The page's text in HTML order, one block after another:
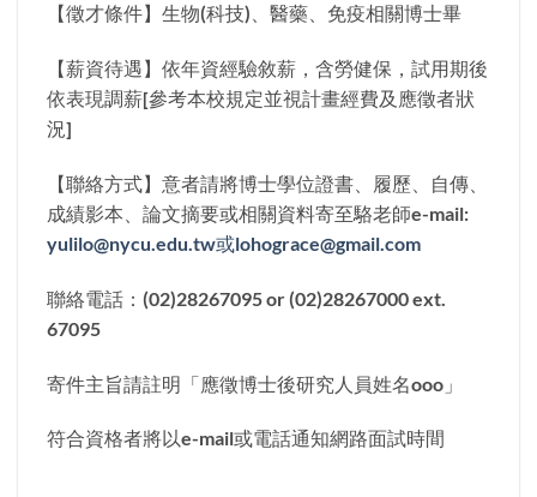
【徵才條件】生物(科技)、醫藥、免疫相關博士畢
【薪資待遇】依年資經驗敘薪，含勞健保，試用期後
依表現調薪[參考本校規定並視計畫經費及應徵者狀
況]
【聯絡方式】意者請將博士學位證書、履歷、自傳、
成績影本、論文摘要或相關資料寄至駱老師e-mail:
yulilo@nycu.edu.tw或lohograce@gmail.com
聯絡電話：(02)28267095 or (02)28267000 ext.
67095
寄件主旨請註明「應徵博士後研究人員姓名ooo」
符合資格者將以e-mail或電話通知網路面試時間